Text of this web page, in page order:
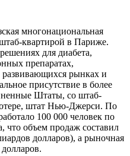
многонациональная
квартирой в Париже.
для диабета,
препаратах,
развивающихся рынках и
присутствие в более
Штаты, со штаб-
штат Нью-Джерси. По
100 000 человек по
что объем продаж составил
долларов), а рыночная